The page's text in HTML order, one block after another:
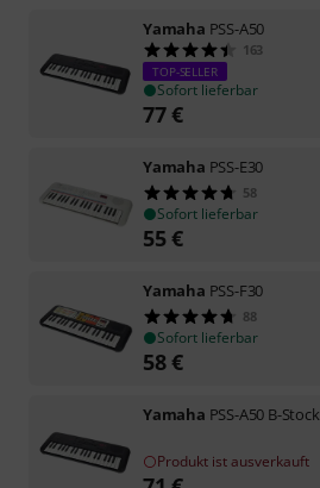
Yamaha PSS-A50
163
TOP-SELLER
Sofort lieferbar
77€
Yamaha PSS-E30
58
Sofort lieferbar
55€
Yamaha PSS-F30
88
Sofort lieferbar
58€
Yamaha PSS-A50 B-Stock
Produkt ist ausverkauft